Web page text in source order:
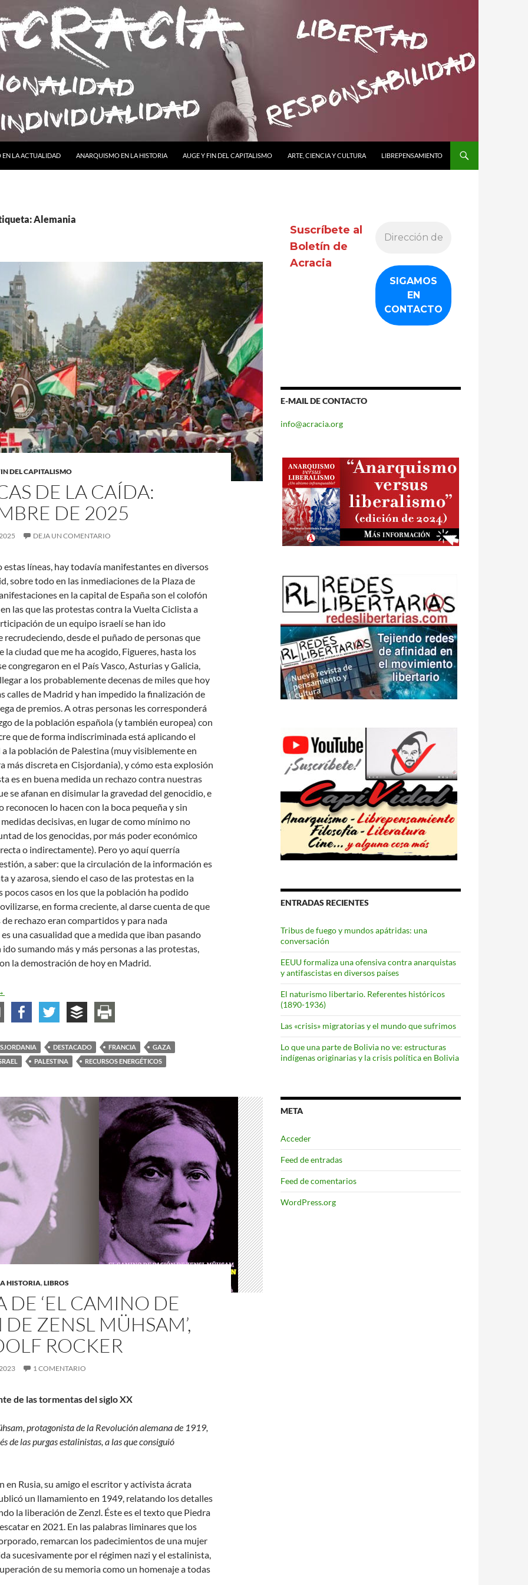
LA ACTUALIDAD
ANARQUISMO EN LA HISTORIA AUGE Y FIN DEL CAPITALISMO ARTE, CIENCIA Y CULTURA LIBREPENSAMIENTO
Alemania
DEL CAPITALISMO
DE LA CAÍDA:
DE 2025
DEJA UN COMENTARIO
líneas, hay todavía manifestantes en diversos
sobre todo en las inmediaciones de la Plaza de
en la capital de España son el colofón
las que las protestas contra la Vuelta Ciclista a
de un equipo israelí se han ido
recrudeciendo, desde el puñado de personas que
la ciudad que me ha acogido, Figueres, hasta los
congregaron en el País Vasco, Asturias y Galicia,
a los probablemente decenas de miles que hoy
calles de Madrid y han impedido la finalización de
de premios. A otras personas les corresponderá
de la población española (y también europea) con
que de forma indiscriminada está aplicando el
la población de Palestina (muy visiblemente en
más discreta en Cisjordania), y cómo esta explosión
es en buena medida un rechazo contra nuestras
se afanan en disimular la gravedad del genocidio, e
reconocen lo hacen con la boca pequeña y sin
decisivas, en lugar de como mínimo no
de los genocidas, por más poder económico
o indirectamente). Pero yo aquí querría
a saber: que la circulación de la información es
y azarosa, siendo el caso de las protestas en la
pocos casos en los que la población ha podido
en forma creciente, al darse cuenta de que
rechazo eran compartidos y para nada
una casualidad que a medida que iban pasando
ido sumando más y más personas a las protestas,
la demostración de hoy en Madrid.
de la caída: Septiembre de 2025
DESTACADO FRANCIA
GAZA
PALESTINA RECURSOS ENERGÉTICOS
HISTORIA,LIBROS
DE ‘EL CAMINO DE
DE ZENSL MÜHSAM’,
ROCKER
1 COMENTARIO
de las tormentas del siglo XX
protagonista de la Revolución alemana de 1919,
de las purgas estalinistas, a las que consiguió
en Rusia, su amigo el escritor y activista ácrata
un llamamiento en 1949, relatando los detalles
la liberación de Zenzl. Éste es el texto que Piedra
en 2021. En las palabras liminares que los
remarcan los padecimientos de una mujer
sucesivamente por el régimen nazi y el estalinista,
de su memoria como un homenaje a todas
Suscríbete al
Boletín de
Acracia
E-MAIL DE CONTACTO
info@acracia.org
ENTRADAS RECIENTES
Tribus de fuego y mundos apátridas: una
conversación
EEUU formaliza una ofensiva contra anarquistas
y antifascistas en diversos países
El naturismo libertario. Referentes históricos
(1890-1936)
Las «crisis» migratorias y el mundo que sufrimos
Lo que una parte de Bolivia no ve: estructuras
indígenas originarias y la crisis política en Bolivia
META
Acceder
Feed de entradas
Feed de comentarios
WordPress.org